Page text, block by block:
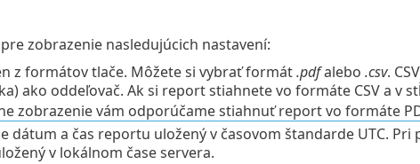
zobrazenie nasledujúcich nastavení:
z formátov tlače. Môžete si vybrať formát.pdfalebo .csv.
ako oddeľovač. Ak si report stiahnete vo formáte CSV a v
zobrazenie vám odporúčame stiahnuť report vo formáte
dátum a čas reportu uložený v časovom štandarde UTC. Pri
v lokálnom čase servera.